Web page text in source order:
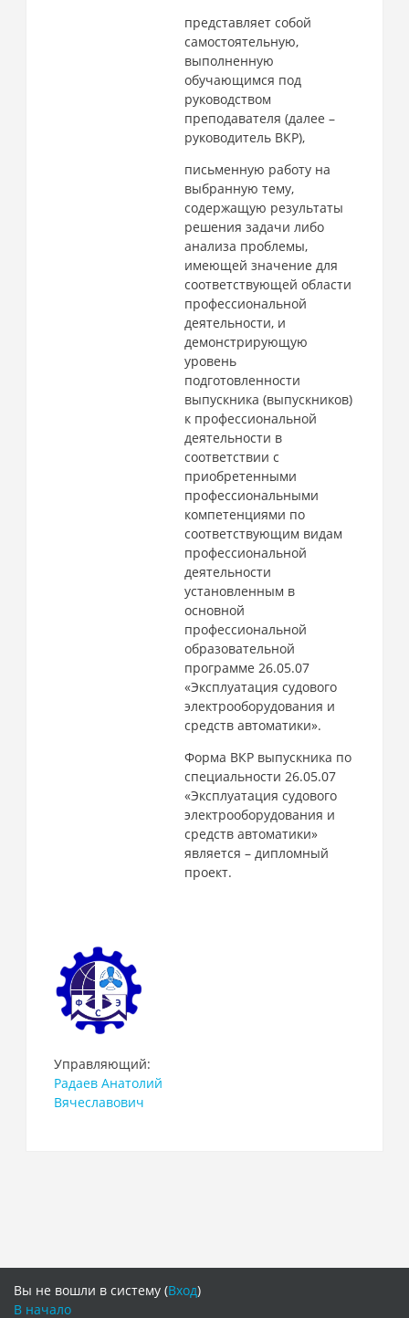
представляет собой
самостоятельную,
выполненную
обучающимся под
руководством
преподавателя (далее –
руководитель ВКР),
письменную работу на
выбранную тему,
содержащую результаты
решения задачи либо
анализа проблемы,
имеющей значение для
соответствующей области
профессиональной
деятельности, и
демонстрирующую
уровень
подготовленности
выпускника (выпускников)
к профессиональной
деятельности в
соответствии с
приобретенными
профессиональными
компетенциями по
соответствующим видам
профессиональной
деятельности
установленным в
основной
профессиональной
образовательной
программе 26.05.07
«Эксплуатация судового
электрооборудования и
средств автоматики».
Форма ВКР выпускника по
специальности 26.05.07
«Эксплуатация судового
электрооборудования и
средств автоматики»
является – дипломный
проект.
Управляющий:
Радаев Анатолий
Вячеславович
Вы не вошли в систему (Вход)
В начало